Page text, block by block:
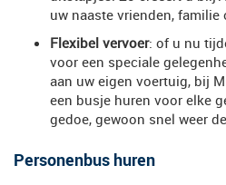
uw naaste vrienden, familie
Flexibel vervoer: of u nu
voor een speciale
aan uw eigen voertuig, bij
een busje huren voor elke
gedoe, gewoon snel weer
Personenbus huren